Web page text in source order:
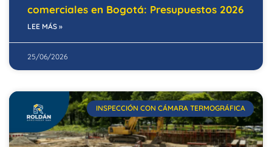
comerciales en Bogotá: Presupuestos 2026
LEE MÁS »
25/06/2026
INSPECCIÓN CON CÁMARA TERMOGRÁFICA